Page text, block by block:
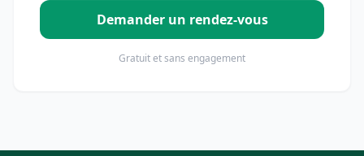
Demander un rendez-vous
Gratuit et sans engagement